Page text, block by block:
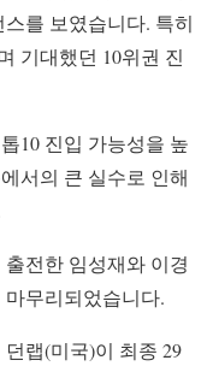
를 보였습니다. 특히
기대했던 10위권 진
10 진입 가능성을 높
서의 큰 실수로 인해
전한 임성재와 이경
무리되었습니다.
랩(미국)이 최종 29